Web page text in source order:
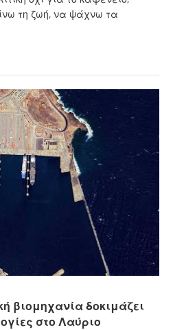
τη ζωή, να ψάχνω τα
βιομηχανία δοκιμάζει
στο Λαύριο